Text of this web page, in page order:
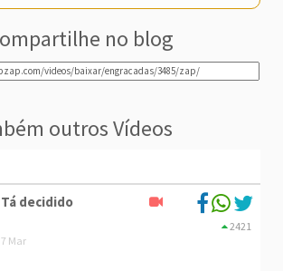
no blog
outros Vídeos
Tá decidido
7 Mar
2421